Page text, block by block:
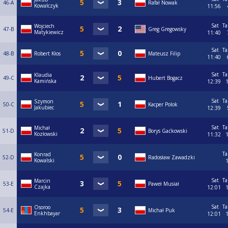
46-A
Kowalczyk
Rafał Nowak
11:56
47-B
Wojciech
Matykiewicz
Greg Gregowsky
Sat
11:40
48-B Robert Kłos Mateusz Filip
Sat
11:40
49-C
Klaudia
Kamińska
Hubert Bogacz
Sat
12:39
50-C
Szymon
Jakubiec
Kacper Polok
Sat
12:39
51-D
Michał
Kozłowski
Borys Gaćkowski
Sat
11:32
52-D
Konrad
Kowalski
Radosław Zawadzki
53-E
Marcin
Czajka
Paweł Musiał
Sat
12:01
54-E
Osoroo
Enkhbayar
Michał Puk
Sat
12:01